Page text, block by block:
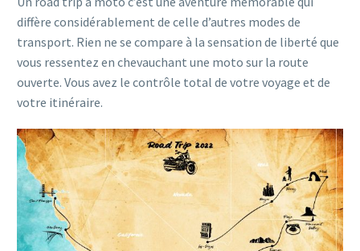
diffère considérablement de celle d’autres modes de
transport. Rien ne se compare à la sensation de liberté que
vous ressentez en chevauchant une moto sur la route
ouverte. Vous avez le contrôle total de votre voyage et de
votre itinéraire.